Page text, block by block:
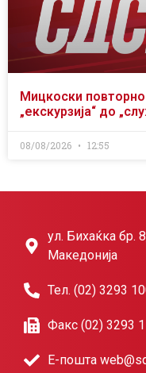
Мицкоски
„екскурзија“ до
08/08/2026 12:55
ул. Бихаќка бр.
Македонија
Тел. (02) 3293
Факс (02) 3293
Е-пошта